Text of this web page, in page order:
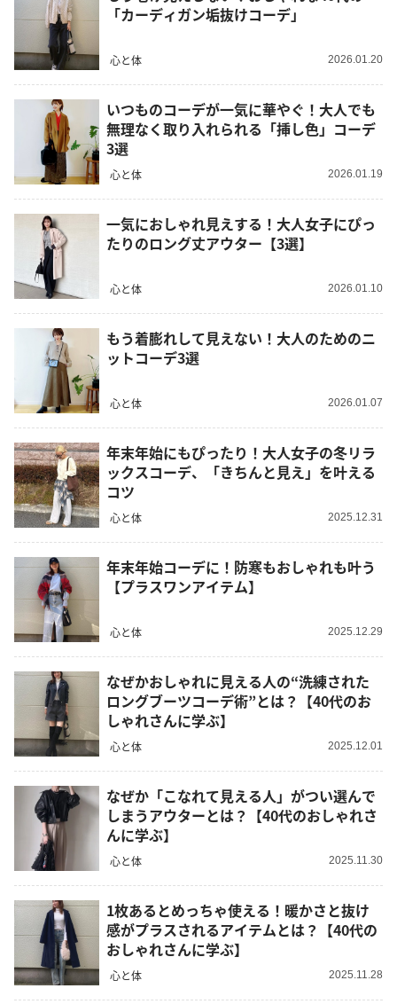
「カーディガン垢抜けコーデ」
心と体 2026.01.20
いつものコーデが一気に華やぐ！大人でも
無理なく取り入れられる「挿し色」コーデ
3選
心と体 2026.01.19
一気におしゃれ見えする！大人女子にぴっ
たりのロング丈アウター【3選】
心と体 2026.01.10
もう着膨れして見えない！大人のためのニ
ットコーデ3選
心と体 2026.01.07
年末年始にもぴったり！大人女子の冬リラ
ックスコーデ、「きちんと見え」を叶える
コツ
心と体 2025.12.31
年末年始コーデに！防寒もおしゃれも叶う
【プラスワンアイテム】
心と体 2025.12.29
なぜかおしゃれに見える人の“洗練された
ロングブーツコーデ術”とは？【40代のお
しゃれさんに学ぶ】
心と体 2025.12.01
なぜか「こなれて見える人」がつい選んで
しまうアウターとは？【40代のおしゃれさ
んに学ぶ】
心と体 2025.11.30
1枚あるとめっちゃ使える！暖かさと抜け
感がプラスされるアイテムとは？【40代の
おしゃれさんに学ぶ】
心と体 2025.11.28